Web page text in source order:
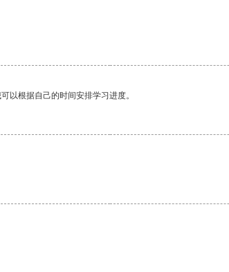
以根据自己的时间安排学习进度。